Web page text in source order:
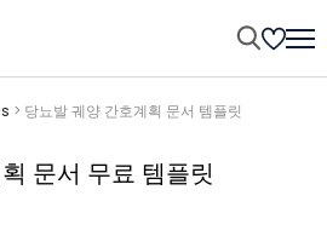
> 당뇨발 궤양 간호계획 문서 템플릿
문서 무료 템플릿